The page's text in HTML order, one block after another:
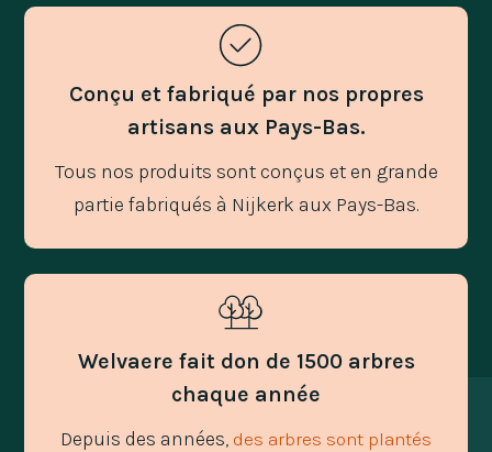
Conçu et fabriqué par nos propres
artisans aux Pays-Bas.
Tous nos produits sont conçus et en grande
partie fabriqués à Nijkerk aux Pays-Bas.
Welvaere fait don de 1500 arbres
chaque année
Depuis des années, des arbres sont plantés